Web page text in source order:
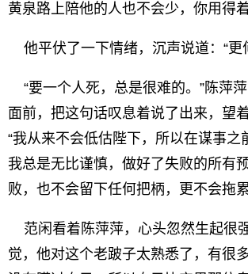
黄泉路上陪他的人也不会少，你用得
他平伏了一下情绪，沉声说道：“更
“要一个人死，总是很难的。”陈萍
面前，把这句话叹息着说了出来，望
“我从来不会低估陛下，所以在谋事之
我总是无比谨慎，做好了失败的所有
败，也不会留下任何把柄，更不会拖
范闲看着陈萍萍，心头忽然生起很
觉，他对这个老跛子太熟悉了，有很